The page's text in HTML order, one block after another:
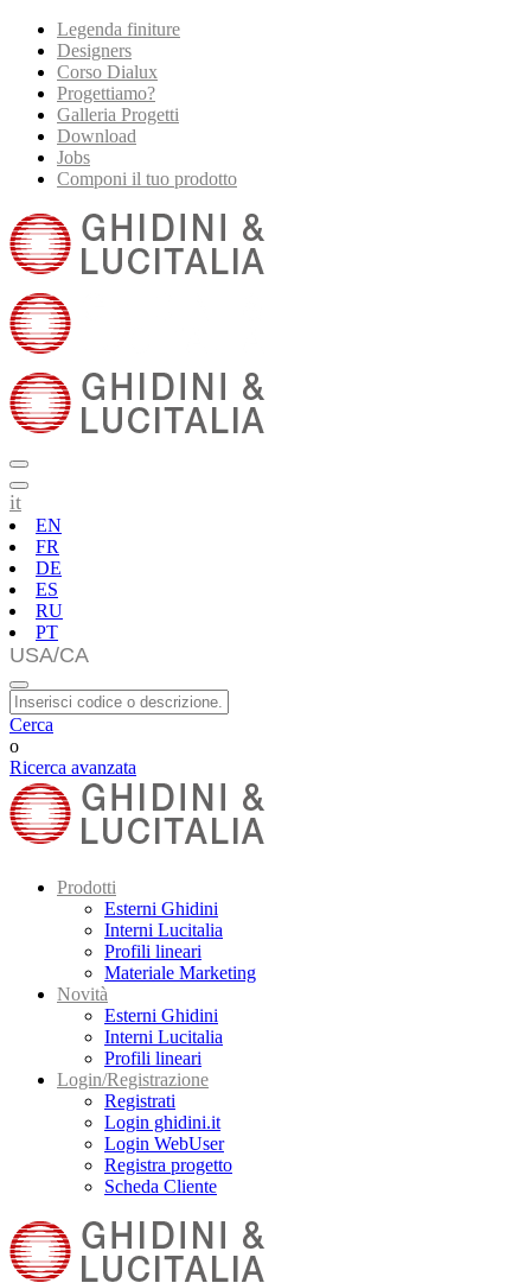
Legenda finiture
Designers
Corso Dialux
Progettiamo?
Galleria Progetti
Download
Jobs
Componi il tuo prodotto
it
EN
FR
DE
ES
RU
PT
Cerca
o
Ricerca avanzata
Prodotti
Esterni Ghidini
Interni Lucitalia
Profili lineari
Materiale Marketing
Novità
Esterni Ghidini
Interni Lucitalia
Profili lineari
Login/Registrazione
Registrati
Login ghidini.it
Login WebUser
Registra progetto
Scheda Cliente